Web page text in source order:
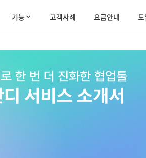
기능 고객사례 요금안내 도